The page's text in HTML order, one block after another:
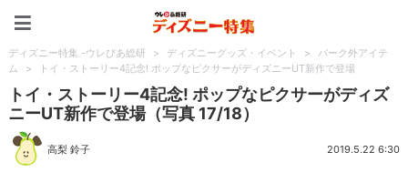
ディズニー特集 -ウレぴあ総研 > ディズニーグッズ・イベント >
パーク外アイテ
ム
> トイ・ストーリー4記念! ポップなピクサーがディズニーUT新作で登場
トイ・ストーリー4記念! ポップなピクサーがディズ
ニーUT新作で登場（写真 17/18）
高梨 鈴子 2019.5.22 6:30